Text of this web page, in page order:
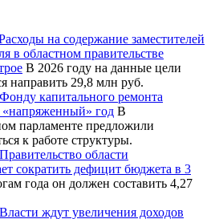
на содержание заместителей
в областном правительстве
В 2026 году на данные цели
направить 29,8 млн руб.
Фонду капитального ремонта
год В
парламенте предложили
к работе структуры.
Правительство области
сократить дефицит бюджета в 3
года он должен составить 4,27
Власти ждут увеличения доходов